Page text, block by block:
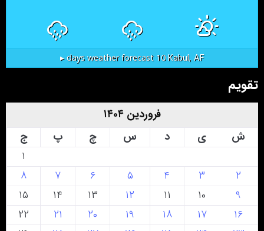
Kabul, AF
10 days weather forecast ▸
تقویم
فروردین ۱۴۰۴
ش
ی د س چ پ
ج
۲
۳ ۴ ۵ ۶ ۷
۸
۹
۱۰ ۱۱ ۱۲ ۱۳ ۱۴
۱۵
۱۶
۱۷ ۱۸ ۱۹ ۲۰ ۲۱
۲۲